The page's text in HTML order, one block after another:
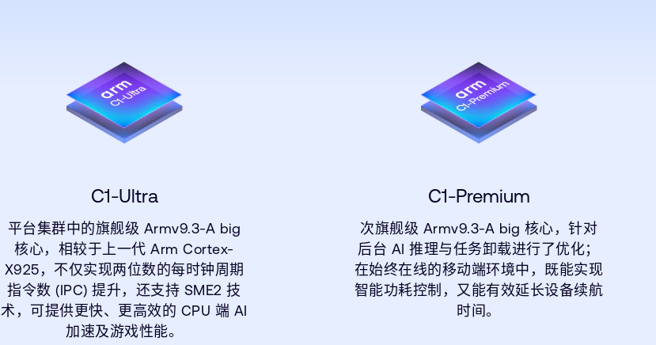
C1-Ultra
平台集群中的旗舰级 Armv9.3-A big
核心，相较于上一代 Arm Cortex-
X925，不仅实现两位数的每时钟周期
指令数 (IPC) 提升，还支持 SME2 技
术，可提供更快、更高效的 CPU 端 AI
加速及游戏性能。
C1-Premium
次旗舰级 Armv9.3-A big 核心，针对
后台 AI 推理与任务卸载进行了优化；
在始终在线的移动端环境中，既能实现
智能功耗控制，又能有效延长设备续航
时间。